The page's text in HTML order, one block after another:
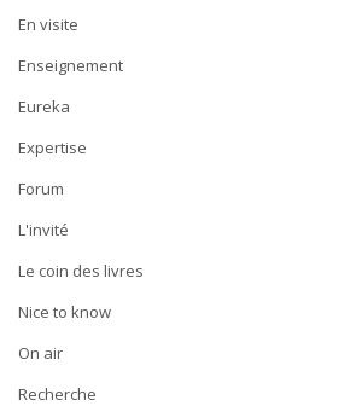
En visite
Enseignement
Eureka
Expertise
Forum
L'invité
Le coin des livres
Nice to know
On air
Recherche